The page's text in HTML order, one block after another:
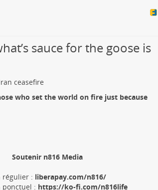
sauce for the goose is
ceasefire
who set the world on fire just because
Soutenir n816 Media
régulier : liberapay.com/n816/
ponctuel : https://ko-fi.com/n816life